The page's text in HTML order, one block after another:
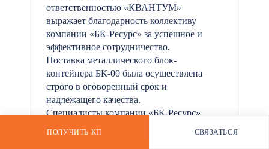
ответственностью «КВАНТУМ»
выражает благодарность коллективу
компании «БК-Ресурс» за успешное и
эффективное сотрудничество.
Поставка металлического блок-
контейнера БК-00 была осуществлена
строго в оговоренный срок и
надлежащего качества.
Специалисты компании «БК-Ресурс»
ПОЛУЧИТЬ КП СВЯЗАТЬСЯ